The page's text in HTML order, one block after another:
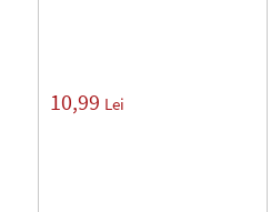
10,99 Lei